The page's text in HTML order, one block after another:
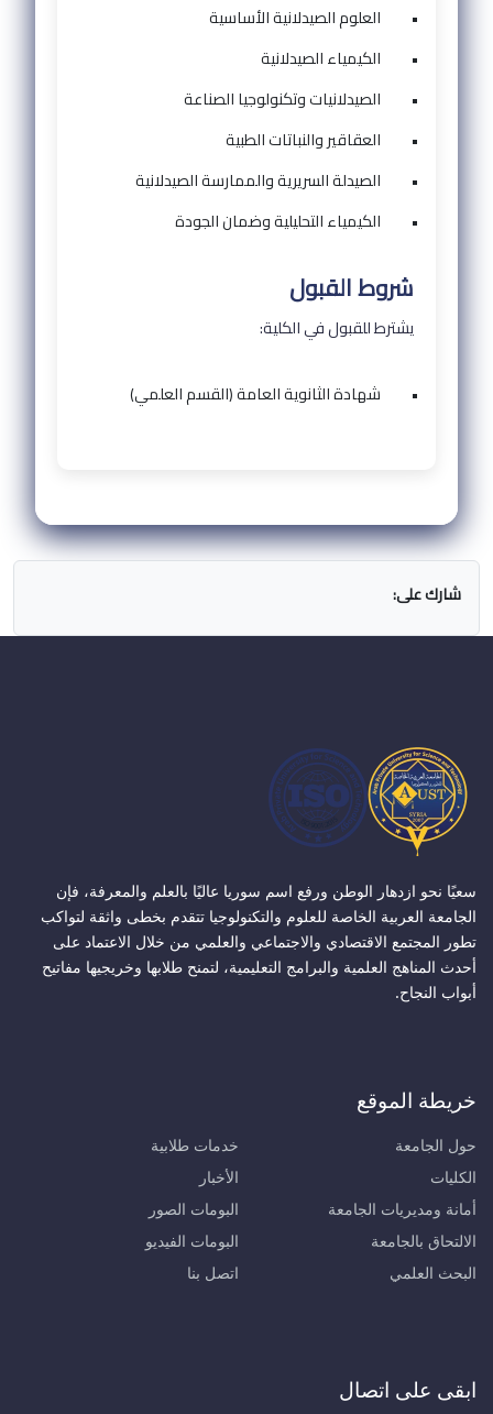
•
العلوم الصيدلانية الأساسية
•
الكيمياء الصيدلانية
•
الصيدلانيات وتكنولوجيا الصناعة
•
العقاقير والنباتات الطبية
•
الصيدلة السريرية والممارسة الصيدلانية
•
الكيمياء التحليلية وضمان الجودة
شروط القبول
يشترط للقبول في الكلية:
• شهادة الثانوية العامة (القسم العلمي)
شارك على:
سعيًا نحو ازدهار الوطن ورفع اسم سوريا عاليًا بالعلم والمعرفة، فإن
الجامعة العربية الخاصة للعلوم والتكنولوجيا تتقدم بخطى واثقة لتواكب
تطور المجتمع الاقتصادي والاجتماعي والعلمي من خلال الاعتماد على
أحدث المناهج العلمية والبرامج التعليمية، لتمنح طلابها وخريجيها مفاتيح
أبواب النجاح.
خريطة الموقع
حول الجامعة
الكليات
أمانة ومديريات الجامعة
الالتحاق بالجامعة
البحث العلمي
خدمات طلابية
الأخبار
البومات الصور
البومات الفيديو
اتصل بنا
ابقى على اتصال